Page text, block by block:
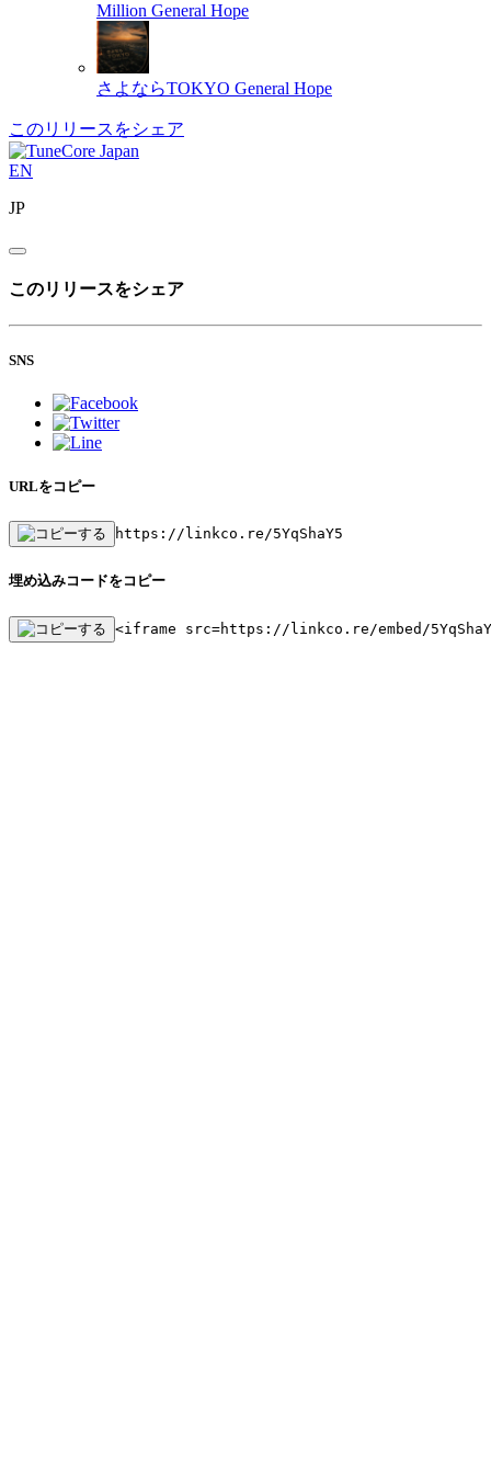
Million General Hope
さよならTOKYO General Hope
このリリースをシェア
EN
JP
このリリースをシェア
SNS
URLをコピー
https://linkco.re/5YqShaY5
埋め込みコードをコピー
<iframe src=https://linkco.re/embed/